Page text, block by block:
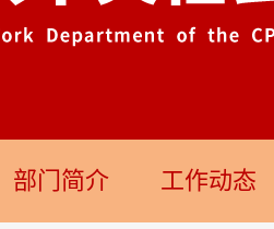
部门简介 工作动态